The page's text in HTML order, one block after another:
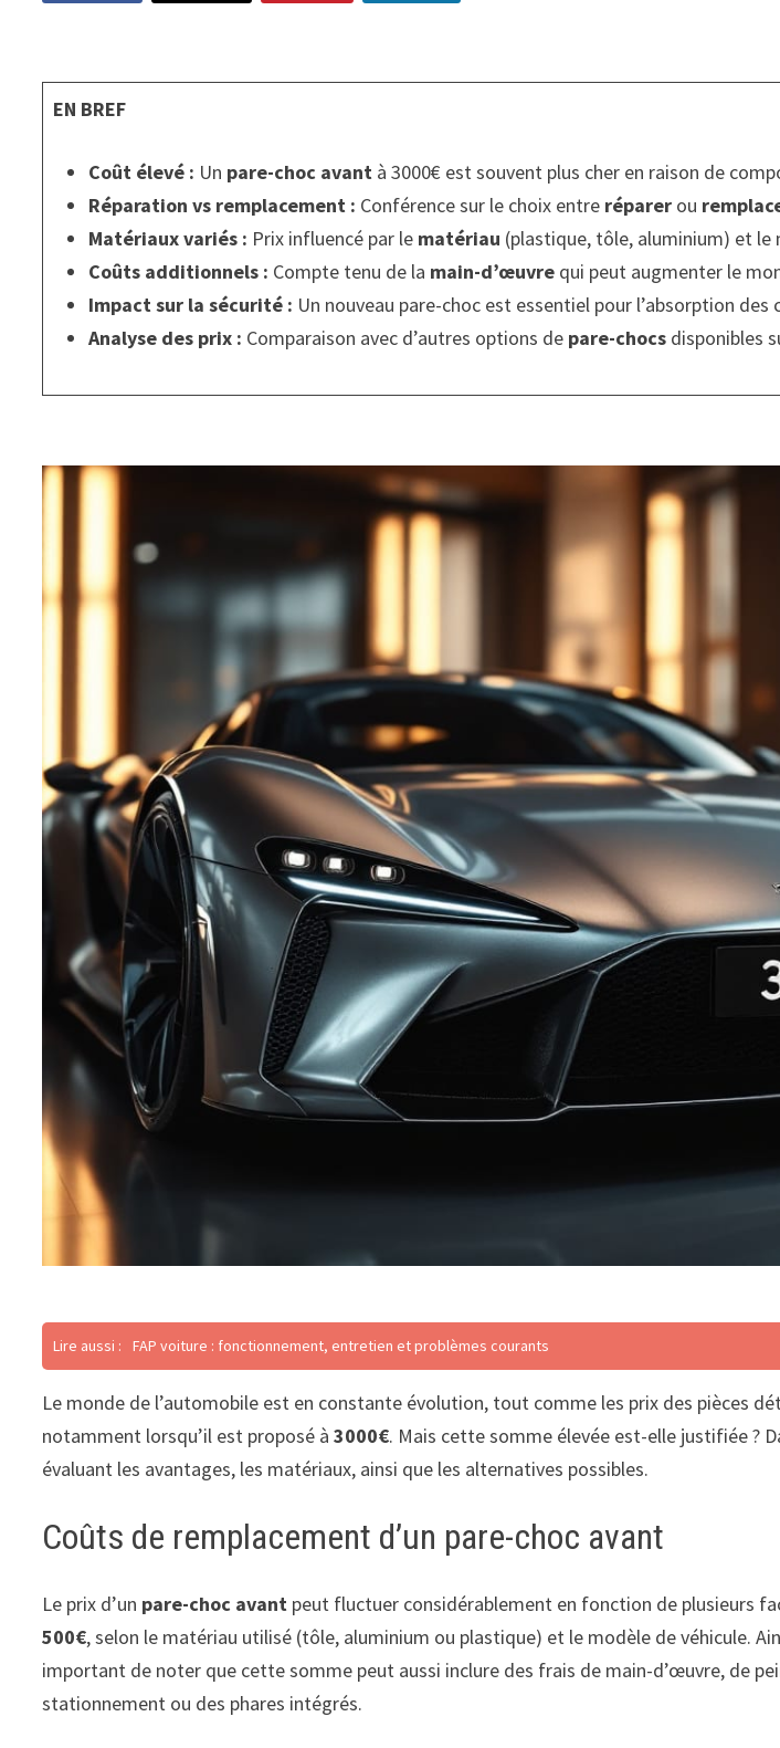
EN BREF
Coût élevé : Un pare-choc avant à 3000€ est souvent plus cher en raison de
Réparation vs remplacement : Conférence sur le choix entre réparer ou
Matériaux variés : Prix influencé par le matériau (plastique, tôle, aluminium) et le
Coûts additionnels : Compte tenu de la main-d’œuvre qui peut augmenter le
Impact sur la sécurité : Un nouveau pare-choc est essentiel pour l’absorption des
Analyse des prix : Comparaison avec d’autres options de pare-chocs disponibles
Lire aussi : FAP voiture : fonctionnement, entretien et problèmes courants
Le monde de l’automobile est en constante évolution, tout comme les prix des pièces
notamment lorsqu’il est proposé à3000€. Mais cette somme élevée est-elle justifiée ?
évaluant les avantages, les matériaux, ainsi que les alternatives possibles.
Coûts de remplacement d’un pare-choc avant
Le prix d’un pare-choc avant peut fluctuer considérablement en fonction de plusieurs
500€, selon le matériau utilisé (tôle, aluminium ou plastique) et le modèle de véhicule.
important de noter que cette somme peut aussi inclure des frais de main-d’œuvre, de
stationnement ou des phares intégrés.